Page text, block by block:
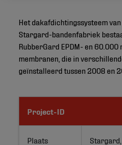
Het dakafdichtingssysteem
Stargard-bandenfabriek
RubberGard EPDM- en 60.000
membranen, die in
geïnstalleerd tussen 2008 en
Project-ID
Plaats